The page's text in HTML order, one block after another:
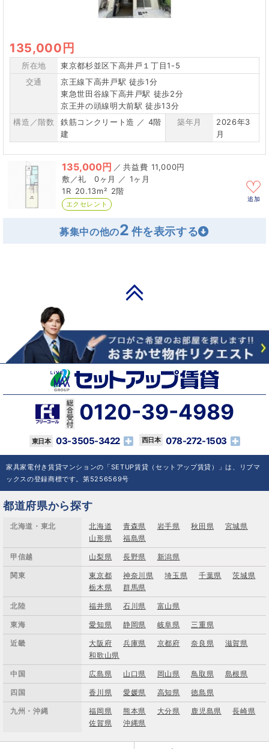
135,000円
所在地
東京都杉並区下高井戸１丁目1-5
交通
京王線下高井戸駅 徒歩1分
東急世田谷線下高井戸駅 徒歩2分
京王井の頭線明大前駅 徒歩13分
構造／階数
鉄筋コンクリート造 ／ 4階
建
築年月
2026年3
月
135,000円 ／
11,000円
0ヶ月 ／ 1ヶ月
1R 20.13m² 2階
エクセレント
追加
募集中の他の2
0120-39-4989
03-3505-3422 078-272-1503
家具家電付き賃貸マンションの「SETUP賃貸（セットアップ賃貸）」は、リブマ
ックスの登録商標です。第5256569号
都道府県から探す
北海道・東北 北海道 青森県 岩手県 秋田県
宮城県
山形県
福島県
甲信越 山梨県 長野県 新潟県
関東 東京都 神奈川県 埼玉県 千葉県
茨城県
栃木県
群馬県
北陸 福井県 石川県 富山県
東海 愛知県 静岡県 岐阜県 三重県
近畿 大阪府 兵庫県 京都府 奈良県
滋賀県
和歌山県
中国 広島県 山口県 岡山県 鳥取県 島根県
四国 香川県 愛媛県 高知県 徳島県
九州・沖縄 福岡県 熊本県 大分県 鹿児島県
長崎県
佐賀県
沖縄県